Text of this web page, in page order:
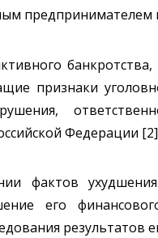
предпринимателем
признаки
Федерации
фактов
его
результатов